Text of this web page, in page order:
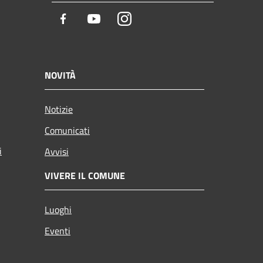
Facebook YoutubeInstagram
NOVITÀ
Notizie
Comunicati
Avvisi
VIVERE IL COMUNE
Luoghi
Eventi